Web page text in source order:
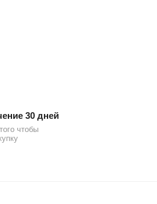
30 дней
чтобы